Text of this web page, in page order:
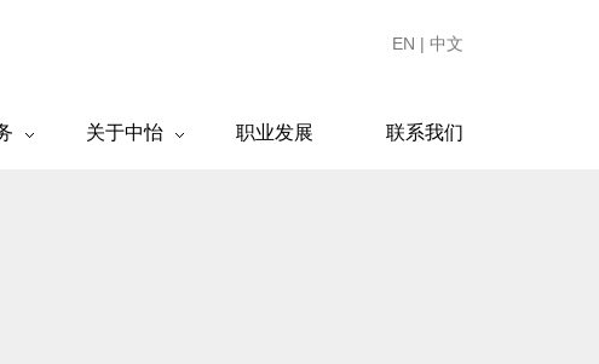
EN | 中文
关于中怡 职业发展 联系我们